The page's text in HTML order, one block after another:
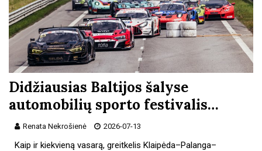
Didžiausias Baltijos šalyse
automobilių sporto festivalis…
Renata Nekrošienė 2026-07-13
Kaip ir kiekvieną vasarą, greitkelis Klaipėda–Palanga–